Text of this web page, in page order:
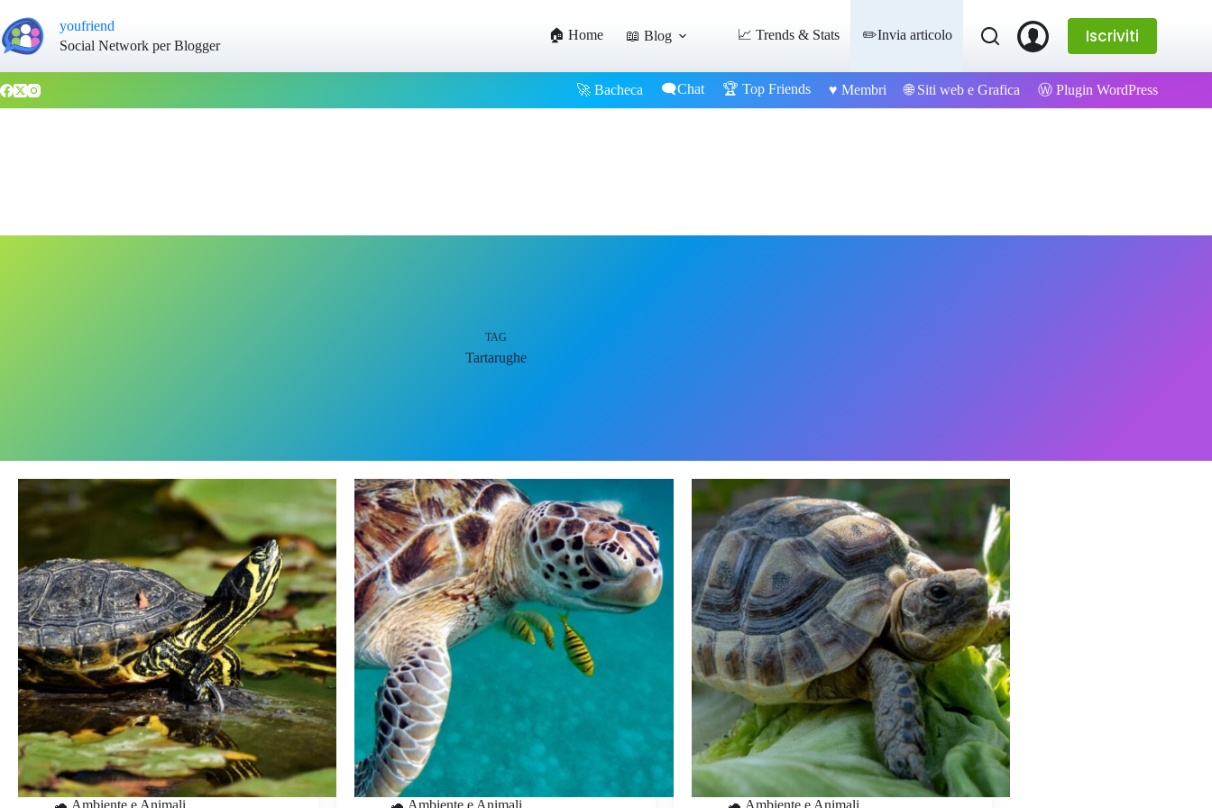
youfriend
Social Network per Blogger
🏠 Home 📖 Blog 📈 Trends & Stats ✏️Invia articolo Iscriviti
🚀 Bacheca 🗨️Chat 🏆 Top Friends ♥️ Membri 🌐 Siti web e Grafica Ⓦ Plugin WordPress
TAG
Tartarughe